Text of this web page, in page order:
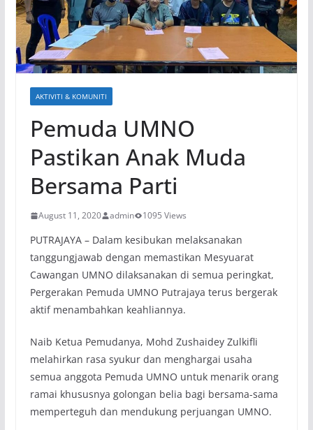
AKTIVITI & KOMUNITI
Pemuda UMNO
Pastikan Anak Muda
Bersama Parti
August 11, 2020 admin 1095 Views
PUTRAJAYA – Dalam kesibukan melaksanakan
tanggungjawab dengan memastikan Mesyuarat
Cawangan UMNO dilaksanakan di semua peringkat,
Pergerakan Pemuda UMNO Putrajaya terus bergerak
aktif menambahkan keahliannya.
Naib Ketua Pemudanya, Mohd Zushaidey Zulkifli
melahirkan rasa syukur dan menghargai usaha
semua anggota Pemuda UMNO untuk menarik orang
ramai khususnya golongan belia bagi bersama-sama
memperteguh dan mendukung perjuangan UMNO.